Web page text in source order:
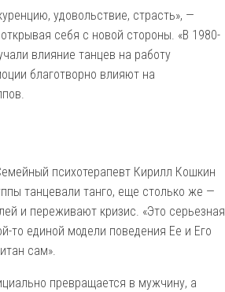
удовольствие, страсть», —
себя с новой стороны. «В 1980-
влияние танцев на работу
благотворно влияют на
психотерапевт Кирилл Кошкин
танцевали танго, еще столько же —
и переживают кризис. «Это серьезная
единой модели поведения Ее и Его
сам».
превращается в мужчину, а